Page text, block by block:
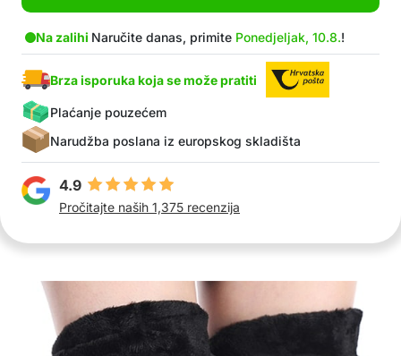
Na zalihi Naručite danas, primite Ponedjeljak, 10.8.!
Brza isporuka koja se može pratiti
Plaćanje pouzećem
Narudžba poslana iz europskog skladišta
4.9
Pročitajte naših 1,375 recenzija